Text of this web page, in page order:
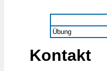
Übung
Kontakt